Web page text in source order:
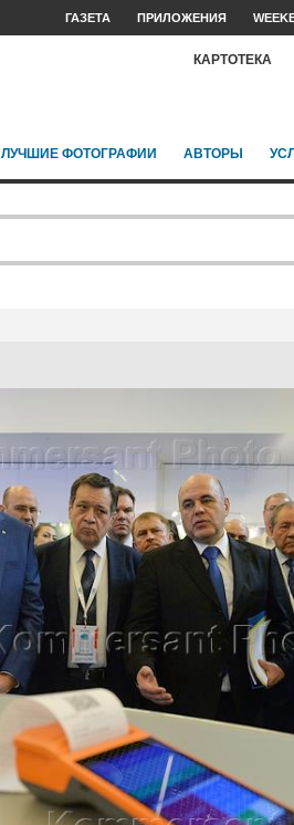
ГАЗЕТА ПРИЛОЖЕНИЯ
КАРТОТЕКА
ЛУЧШИЕ ФОТОГРАФИИ АВТОРЫ